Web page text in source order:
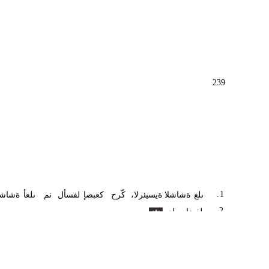
239
1
. ىلع ةشاشلا ،ةيسيئرلا كّرح كعبصإ لفسأل نم ىلعأ
2
طغضا ىلع